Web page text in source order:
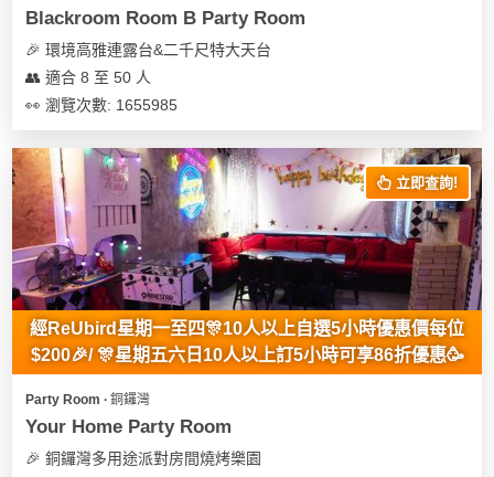
遊
租
Blackroom Room B Party Room
🎉 環境高雅連露台&二千尺特大天台
👥 適合 8 至 50 人
👀 瀏覽次數: 1655985
立即查詢!
經ReUbird星期一至四🎊10人以上自選5小時優惠價每位
$200🎉/ 🎊星期五六日10人以上訂5小時可享86折優惠🥳
Party Room ∙ 銅鑼灣
Your Home Party Room
🎉 銅鑼灣多用途派對房間燒烤樂園